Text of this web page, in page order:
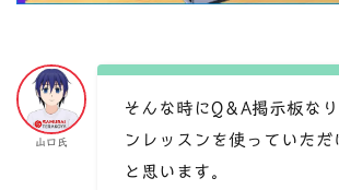
山口氏
そんな時にQ＆A掲示板な
ンレッスンを使っていただ
と思います。